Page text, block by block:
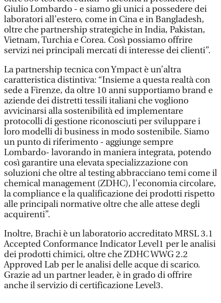
Giulio Lombardo - e siamo gli unici a possedere dei
laboratori all’estero, come in Cina e in Bangladesh,
oltre che partnership strategiche in India, Pakistan,
Vietnam, Turchia e Corea. Così possiamo offrire
servizi nei principali mercati di interesse dei clienti”.
La partnership tecnica con Ympact è un’altra
caratteristica distintiva: “Insieme a questa realtà con
sede a Firenze, da oltre 10 anni supportiamo brand e
aziende dei distretti tessili italiani che vogliono
avvicinarsi alla sostenibilità ed implementare
protocolli di gestione riconosciuti per sviluppare i
loro modelli di business in modo sostenibile. Siamo
un punto di riferimento - aggiunge sempre
Lombardo- lavorando in maniera integrata, potendo
così garantire una elevata specializzazione con
soluzioni che oltre al testing abbracciano temi come il
chemical management (ZDHC), l’economia circolare,
la compliance e la qualificazione dei prodotti rispetto
alle principali normative oltre che alle attese degli
acquirenti”.
Inoltre, Brachi è un laboratorio accreditato MRSL 3.1
Accepted Conformance Indicator Level1 per le analisi
dei prodotti chimici, oltre che ZDHC WWG 2.2
Approved Lab per le analisi delle acque di scarico.
Grazie ad un partner leader, è in grado di offrire
anche il servizio di certificazione Level3.